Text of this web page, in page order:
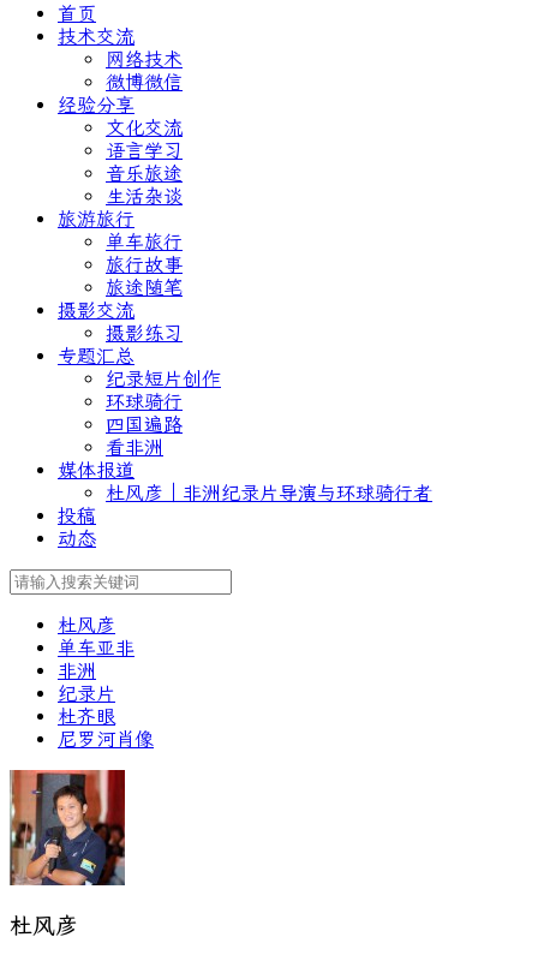
首页
技术交流
网络技术
微博微信
经验分享
文化交流
语言学习
音乐旅途
生活杂谈
旅游旅行
单车旅行
旅行故事
旅途随笔
摄影交流
摄影练习
专题汇总
纪录短片创作
环球骑行
四国遍路
看非洲
媒体报道
杜风彦｜非洲纪录片导演与环球骑行者
投稿
动态
杜风彦
单车亚非
非洲
纪录片
杜齐眼
尼罗河肖像
杜风彦